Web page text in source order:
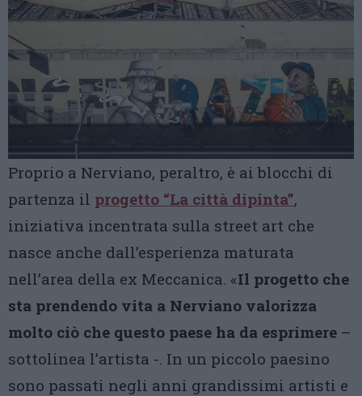
Proprio a Nerviano, peraltro, è ai blocchi di
partenza il progetto “La città dipinta”,
iniziativa incentrata sulla street art che
nasce anche dall’esperienza maturata
nell’area della ex Meccanica. «Il progetto che
sta prendendo vita a Nerviano valorizza
molto ciò che questo paese ha da esprimere –
sottolinea l’artista -. In un piccolo paesino
sono passati negli anni grandissimi artisti e